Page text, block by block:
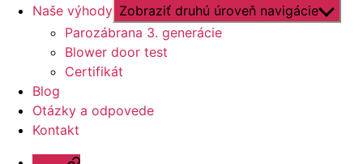
Naše výhody Zobraziť druhú úroveň navigácie
Parozábrana 3. generácie
Blower door test
Certifikát
Blog
Otázky a odpovede
Kontakt